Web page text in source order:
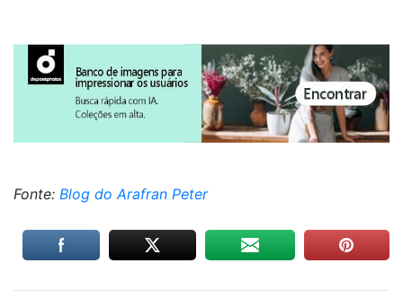
Fonte: Blog do Arafran Peter